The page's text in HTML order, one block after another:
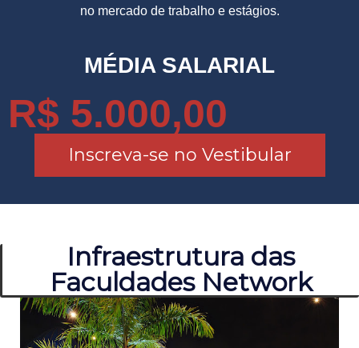
no mercado de trabalho e estágios.
MÉDIA SALARIAL
R$ 5.000,00
Inscreva-se no Vestibular
Infraestrutura das
Faculdades Network